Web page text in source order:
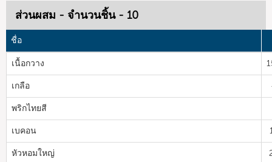
ส่วนผสม - จำนวนชิ้น - 10
ชื่อ
เนื้อกวาง
เกลือ
พริกไทยสี
เบคอน
หัวหอมใหญ่